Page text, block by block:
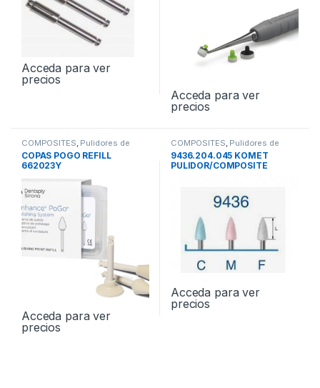
Acceda para ver
precios
Acceda para ver
precios
COMPOSITES Pulidores de
Composites
COPAS POGO REFILL
662023Y
Acceda para ver
precios
COMPOSITES Pulidores de
Composites
9436.204.045 KOMET
PULIDOR/COMPOSITE
Acceda para ver
precios